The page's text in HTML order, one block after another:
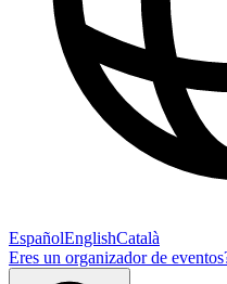
EspañolEnglishCatalà
Eres un organizador de